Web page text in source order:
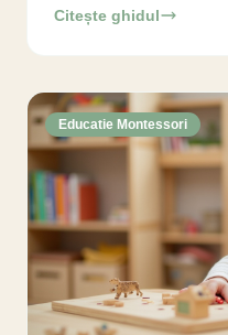
Citește ghidul
Educatie Montessori